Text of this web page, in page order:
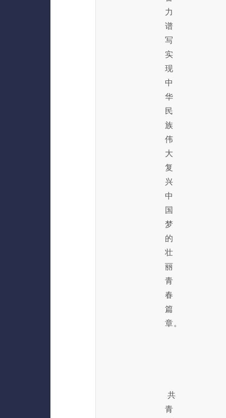
力
谱
写
实
现
中
华
民
族
伟
大
复
兴
中
国
梦
的
壮
丽
青
春
篇
章。
共
青